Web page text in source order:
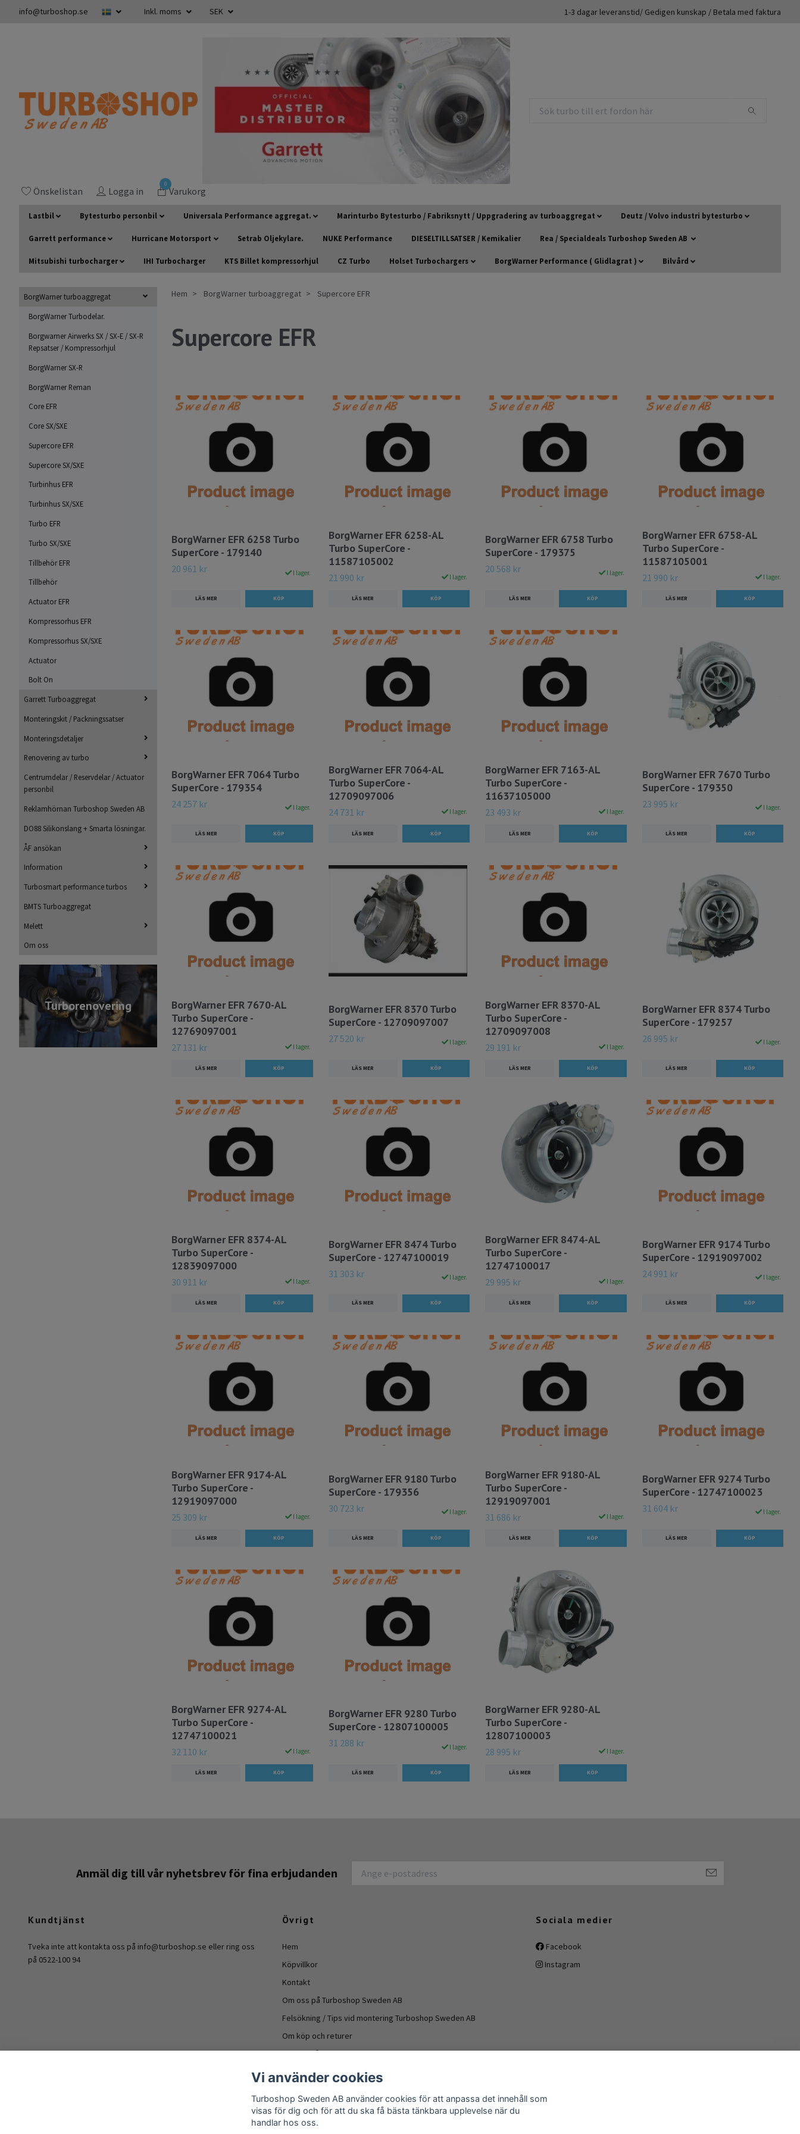
info@turboshop.se Inkl. moms SEK 1-3 dagar leveranstid/ Gedigen kunskap / Betala med faktura
Önskelistan Logga in
0
Varukorg
Lastbil Bytesturbo personbil Universala Performance aggregat. Marinturbo Bytesturbo / Fabriksnytt / Uppgradering av turboaggregat Deutz / Volvo industri bytesturbo
Garrett performance Hurricane Motorsport Setrab Oljekylare. NUKE Performance DIESELTILLSATSER / Kemikalier Rea / Specialdeals Turboshop Sweden AB
Mitsubishi turbocharger IHI Turbocharger KTS Billet kompressorhjul CZ Turbo Holset Turbochargers BorgWarner Performance ( Glidlagrat ) Bilvård
BorgWarner turboaggregat
BorgWarner Turbodelar.
Borgwarner Airwerks SX / SX-E / SX-R
Repsatser / Kompressorhjul
BorgWarner SX-R
BorgWarner Reman
Core EFR
Core SX/SXE
Supercore EFR
Supercore SX/SXE
Turbinhus EFR
Turbinhus SX/SXE
Turbo EFR
Turbo SX/SXE
Tillbehör EFR
Tillbehör
Actuator EFR
Kompressorhus EFR
Kompressorhus SX/SXE
Actuator
Bolt On
Garrett Turboaggregat
Monteringskit / Packningssatser
Monteringsdetaljer
Renovering av turbo
Centrumdelar / Reservdelar / Actuator
personbil
Reklamhörnan Turboshop Sweden AB
DO88 Silikonslang + Smarta lösningar.
ÅF ansökan
Information
Turbosmart performance turbos
BMTS Turboaggregat
Melett
Om oss
Turborenovering
Hem BorgWarner turboaggregat Supercore EFR
Supercore EFR
BorgWarner EFR 6258 Turbo
SuperCore - 179140
20 961 kr I lager.
LÄS MER
BorgWarner EFR 6258-AL
Turbo SuperCore -
11587105002
21 990 kr I lager.
LÄS MER
BorgWarner EFR 6758 Turbo
SuperCore - 179375
20 568 kr I lager.
LÄS MER
BorgWarner EFR 6758-AL
Turbo SuperCore -
11587105001
21 990 kr I lager.
LÄS MER
BorgWarner EFR 7064 Turbo
SuperCore - 179354
24 257 kr I lager.
LÄS MER
BorgWarner EFR 7064-AL
Turbo SuperCore -
12709097006
24 731 kr I lager.
LÄS MER
BorgWarner EFR 7163-AL
Turbo SuperCore -
11637105000
23 493 kr I lager.
LÄS MER
BorgWarner EFR 7670 Turbo
SuperCore - 179350
23 995 kr I lager.
LÄS MER
BorgWarner EFR 7670-AL
Turbo SuperCore -
12769097001
27 131 kr I lager.
LÄS MER
BorgWarner EFR 8370 Turbo
SuperCore - 12709097007
27 520 kr I lager.
LÄS MER
BorgWarner EFR 8370-AL
Turbo SuperCore -
12709097008
29 191 kr I lager.
LÄS MER
BorgWarner EFR 8374 Turbo
SuperCore - 179257
26 995 kr I lager.
LÄS MER
BorgWarner EFR 8374-AL
Turbo SuperCore -
12839097000
30 911 kr I lager.
LÄS MER
BorgWarner EFR 8474 Turbo
SuperCore - 12747100019
31 303 kr I lager.
LÄS MER
BorgWarner EFR 8474-AL
Turbo SuperCore -
12747100017
29 995 kr I lager.
LÄS MER
BorgWarner EFR 9174 Turbo
SuperCore - 12919097002
24 991 kr I lager.
LÄS MER
BorgWarner EFR 9174-AL
Turbo SuperCore -
12919097000
25 309 kr I lager.
LÄS MER
BorgWarner EFR 9180 Turbo
SuperCore - 179356
30 723 kr I lager.
LÄS MER
BorgWarner EFR 9180-AL
Turbo SuperCore -
12919097001
31 686 kr I lager.
LÄS MER
BorgWarner EFR 9274 Turbo
SuperCore - 12747100023
31 604 kr I lager.
LÄS MER
BorgWarner EFR 9274-AL
Turbo SuperCore -
12747100021
32 110 kr I lager.
LÄS MER
BorgWarner EFR 9280 Turbo
SuperCore - 12807100005
31 288 kr I lager.
LÄS MER
BorgWarner EFR 9280-AL
Turbo SuperCore -
12807100003
28 995 kr I lager.
LÄS MER
Anmäl dig till vår nyhetsbrev för fina erbjudanden
Kundtjänst
Tveka inte att kontakta oss på info@turboshop.se eller ring oss
på 0522-100 94
Övrigt
Hem
Köpvillkor
Kontakt
Om oss på Turboshop Sweden AB
Felsökning / Tips vid montering Turboshop Sweden AB
Om köp och returer
Vanliga frågor
Information turboaggregat
- Oljeläckage turboaggregat
Om köp och returer
Sociala medier
Facebook
Instagram
Vi använder cookies
Turboshop Sweden AB använder cookies för att anpassa det innehåll som
visas för dig och för att du ska få bästa tänkbara upplevelse när du
handlar hos oss.